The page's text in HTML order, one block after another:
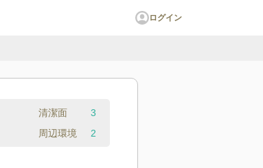
ログイン
清潔面
3
周辺環境 2